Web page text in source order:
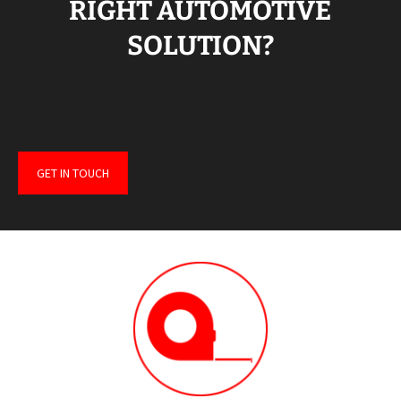
RIGHT AUTOMOTIVE
SOLUTION?
GET IN TOUCH